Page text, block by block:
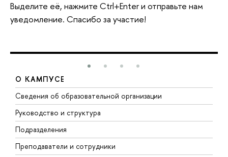
Выделите её, нажмите Ctrl+Enter и отправьте нам
уведомление. Спасибо за участие!
О КАМПУСЕ
Сведения об образовательной организации
Руководство и структура
Подразделения
Преподаватели и сотрудники